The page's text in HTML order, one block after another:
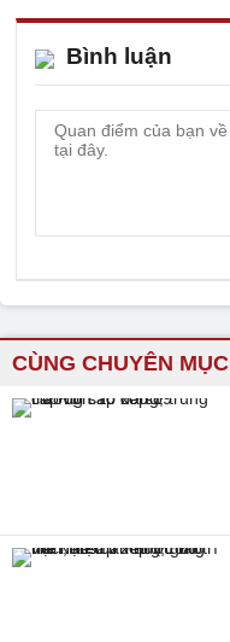
Bình luận
CÙNG CHUYÊN MỤC